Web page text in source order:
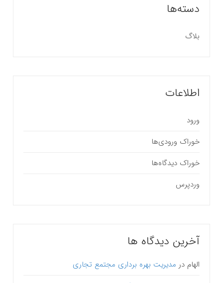
دسته‌ها
بلاگ
اطلاعات
ورود
خوراک ورودی‌ها
خوراک دیدگاه‌ها
وردپرس
آخرین دیدگاه ها
الهام در مدیریت بهره برداری مجتمع تجاری